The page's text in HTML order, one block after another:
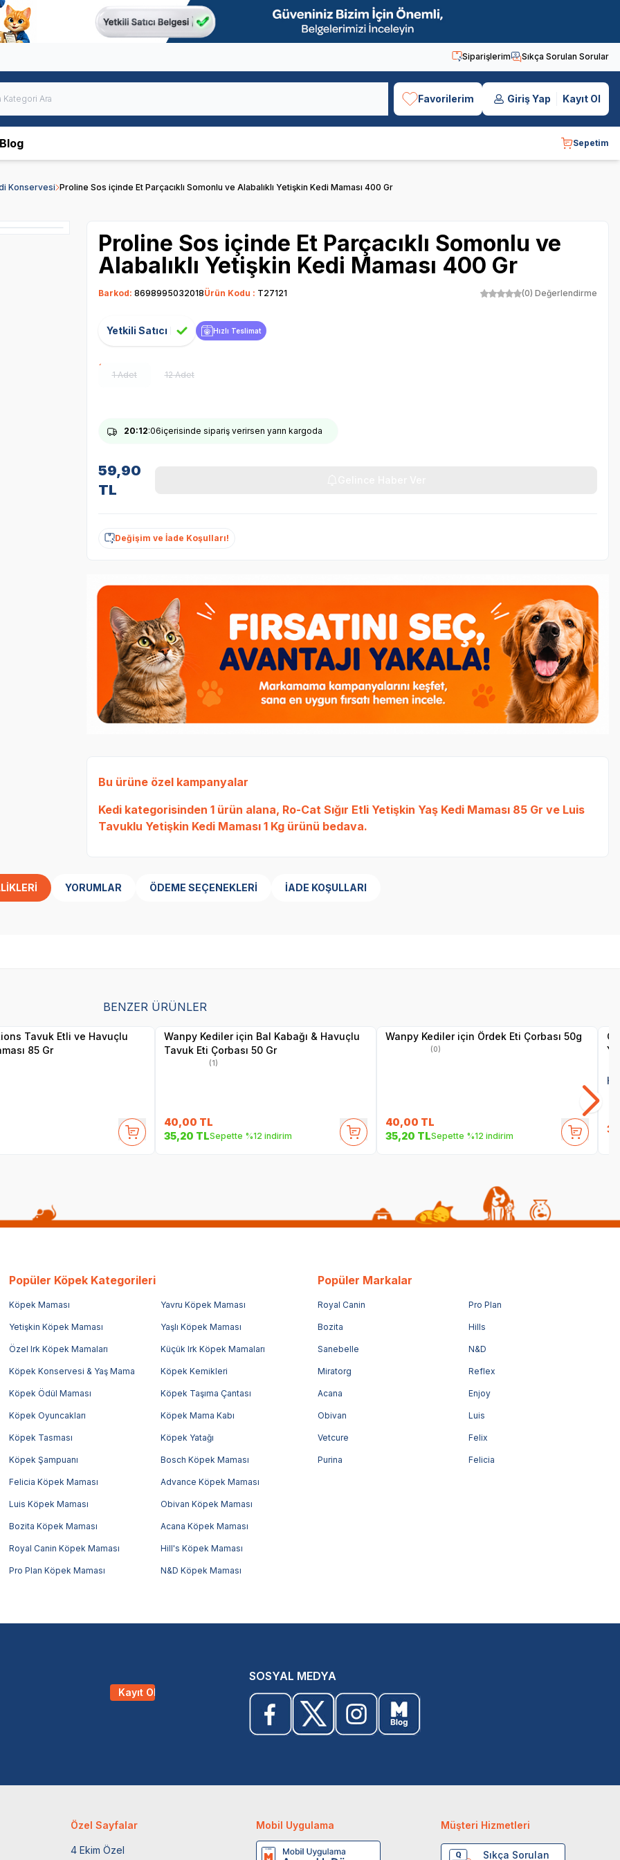
Siparişlerim Sıkça Sorulan Sorular
Favorilerim Giriş Yap Kayıt Ol
Blog Sepetim
Konservesi Proline Sos içinde Et Parçacıklı Somonlu ve Alabalıklı Yetişkin Kedi Maması 400 Gr
Proline Sos içinde Et Parçacıklı Somonlu ve
Alabalıklı Yetişkin Kedi Maması 400 Gr
Barkod: 8698995032018Ürün Kodu : T27121 (0) Değerlendirme
Yetkili Satıcı Hızlı Teslimat
1 Adet 12 Adet
20:12:05içerisinde sipariş verirsen yarın kargoda
59,90
TL
Değişim ve İade Koşulları!
Bu ürüne özel kampanyalar
Kedikategorisinden 1 ürün alana, Ro-Cat Sığır Etli Yetişkin Yaş Kedi Maması 85 Gr ve Luis
Tavuklu Yetişkin Kedi Maması 1 Kgürünü bedava.
YORUMLAR ÖDEME SEÇENEKLERI İADE KOŞULLARI
BENZER ÜRÜNLER
Tavuk Etli ve Havuçlu
85 Gr
Wanpy Kediler için Bal Kabağı & Havuçlu
Tavuk Eti Çorbası 50 Gr
(1)
40,00 TL
35,20 TLSepette %12 indirim
Wanpy Kediler için Ördek Eti Çorbası 50g
(0)
40,00 TL
35,20 TLSepette %12 indirim
Popüler Köpek Kategorileri
Köpek Maması Yavru Köpek Maması
Yetişkin Köpek Maması Yaşlı Köpek Maması
Özel Irk Köpek Mamaları Küçük Irk Köpek Mamaları
Köpek Konservesi & Yaş Mama Köpek Kemikleri
Köpek Ödül Maması Köpek Taşıma Çantası
Köpek Oyuncakları Köpek Mama Kabı
Köpek Tasması Köpek Yatağı
Köpek Şampuanı Bosch Köpek Maması
Felicia Köpek Maması Advance Köpek Maması
Luis Köpek Maması Obivan Köpek Maması
Bozita Köpek Maması Acana Köpek Maması
Royal Canin Köpek Maması Hill's Köpek Maması
Pro Plan Köpek Maması N&D Köpek Maması
Popüler Markalar
Royal Canin Pro Plan
Bozita Hills
Sanebelle N&D
Miratorg Reflex
Acana Enjoy
Obivan Luis
Vetcure Felix
Purina Felicia
Kayıt Ol
SOSYAL MEDYA
Özel Sayfalar
4 Ekim Özel
Mobil Uygulama Müşteri Hizmetleri
Sıkça Sorulan